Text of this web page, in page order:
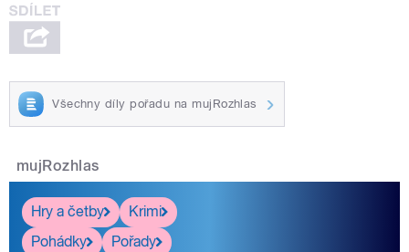
Všechny díly pořadu na mujRozhlas
mujRozhlas
Hry a četby
Krimi
Pohádky
Pořady